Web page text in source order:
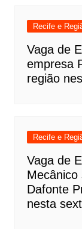
Recife e
Vaga de
empresa
região
Recife e
Vaga de
Mecânico
Dafonte
nesta